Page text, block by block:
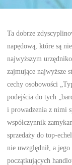
Ta dobrze
napędową, które są
najwyższym
zajmujące najwyższe
cechy osobowości
podejścia do tych
i prowadzenia z nimi
współczynnik
sprzedaży do top-
nie uwzględnił, a
początkujących